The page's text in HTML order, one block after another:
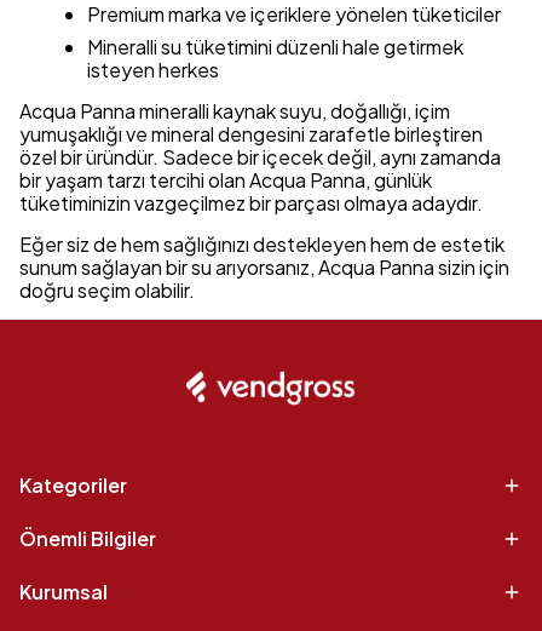
Premium marka ve içeriklere yönelen tüketiciler
Mineralli su tüketimini düzenli hale getirmek
isteyen herkes
Acqua Panna mineralli kaynak suyu, doğallığı, içim
yumuşaklığı ve mineral dengesini zarafetle birleştiren
özel bir üründür. Sadece bir içecek değil, aynı zamanda
bir yaşam tarzı tercihi olan Acqua Panna, günlük
tüketiminizin vazgeçilmez bir parçası olmaya adaydır.
Eğer siz de hem sağlığınızı destekleyen hem de estetik
sunum sağlayan bir su arıyorsanız, Acqua Panna sizin için
doğru seçim olabilir.
Kategoriler
Önemli Bilgiler
Kurumsal